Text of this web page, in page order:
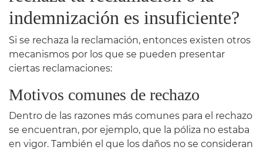
indemnización es insuficiente?
Si se rechaza la reclamación, entonces existen otros
mecanismos por los que se pueden presentar
ciertas reclamaciones:
Motivos comunes de rechazo
Dentro de las razones más comunes para el rechazo
se encuentran, por ejemplo, que la póliza no estaba
en vigor. También el que los daños no se consideran